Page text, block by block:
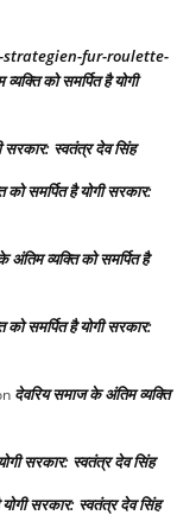
fur-roulette-
को समर्पित है योगी
सरकार: स्वतंत्र देव सिंह
समर्पित है योगी सरकार:
अंतिम व्यक्ति को समर्पित है
समर्पित है योगी सरकार:
देवरिय समाज के अंतिम व्यक्ति
सरकार: स्वतंत्र देव सिंह
सरकार: स्वतंत्र देव सिंह